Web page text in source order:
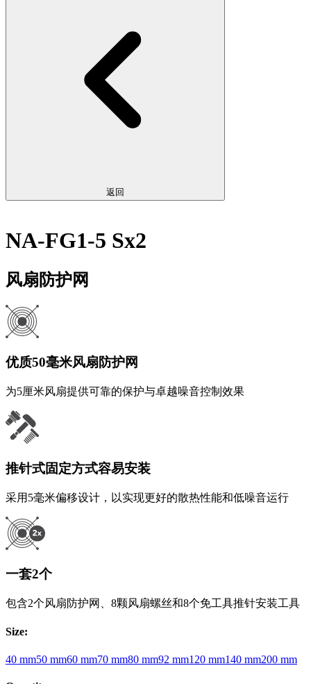
返回
NA-FG1-5 Sx2
风扇防护网
优质50毫米风扇防护网
为5厘米风扇提供可靠的保护与卓越噪音控制效果
推针式固定方式容易安装
采用5毫米偏移设计，以实现更好的散热性能和低噪音运行
一套2个
包含2个风扇防护网、8颗风扇螺丝和8个免工具推针安装工具
Size:
40 mm50 mm60 mm70 mm80 mm92 mm120 mm140 mm200 mm